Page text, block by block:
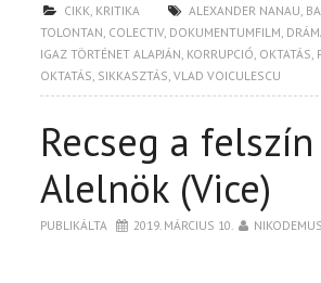
CIKK KRITIKA ALEXANDER NANAU
TOLONTAN COLECTIV, DOKUMENTUMFILM
IGAZ TÖRTÉNET ALAPJÁN KORRUPCIÓ OKTATÁS
OKTATÁS SIKKASZTÁS ,VLAD VOICULESCU
Recseg a
Alelnök (Vice)
PUBLIKÁLTA 2019. MÁRCIUS 10. NIKODEMUS